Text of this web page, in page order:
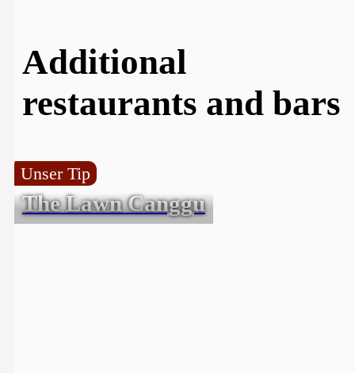
Additional
restaurants and bars
Unser Tip
The Lawn Canggu